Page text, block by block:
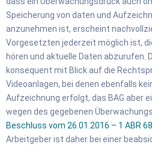
Speicherung von daten und
anzunehmen ist, erscheint
Vorgesetzten jederzeit möglich ist,
hören und aktuelle Daten abzurufen.
konsequent mit Blick auf die
Videoanlagen, bei denen ebenfalls
Aufzeichnung erfolgt, das BAG aber
wegen des gegebenen
Beschluss vom 26.01.2016 – 1 ABR
Arbeitgeber ist daher bei einer